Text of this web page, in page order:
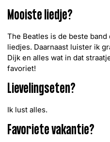
Mooiste liedje?
The Beatles is de beste
liedjes. Daarnaast luister ik
Dijk en alles wat in dat
favoriet!
Lievelingseten?
Ik lust alles.
Favoriete vakantie?